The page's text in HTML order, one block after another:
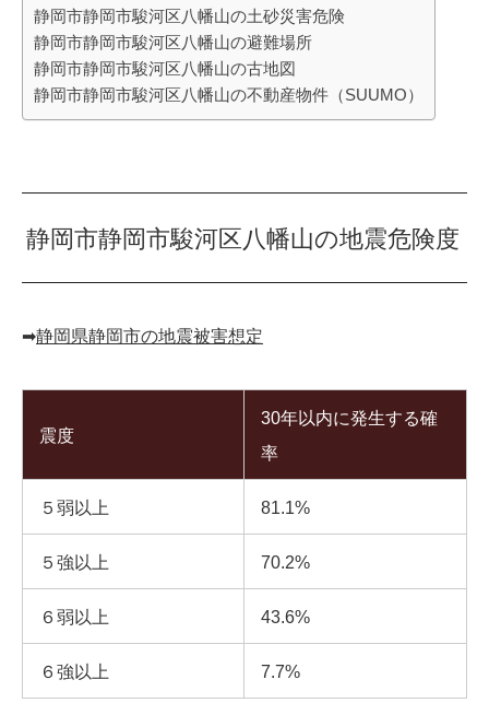
静岡市静岡市駿河区八幡山の土砂災害危険
静岡市静岡市駿河区八幡山の避難場所
静岡市静岡市駿河区八幡山の古地図
静岡市静岡市駿河区八幡山の不動産物件（SUUMO）
静岡市静岡市駿河区八幡山の地震危険度
➡︎静岡県静岡市の地震被害想定
震度
30年以内に発生する確
率
５弱以上 81.1%
５強以上 70.2%
６弱以上 43.6%
６強以上 7.7%